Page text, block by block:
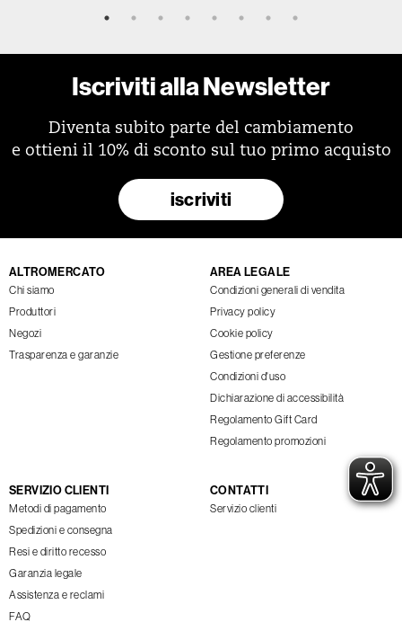
Iscriviti alla Newsletter
Diventa subito parte del cambiamento
e ottieni il 10% di sconto sul tuo primo acquisto
iscriviti
ALTROMERCATO
Chi siamo
Produttori
Negozi
Trasparenza e garanzie
AREA LEGALE
Condizioni generali di vendita
Privacy policy
Cookie policy
Gestione preferenze
Condizioni d'uso
Dichiarazione di accessibilità
Regolamento Gift Card
Regolamento promozioni
SERVIZIO CLIENTI
Metodi di pagamento
Spedizioni e consegna
Resi e diritto recesso
Garanzia legale
Assistenza e reclami
FAQ
CONTATTI
Servizio clienti